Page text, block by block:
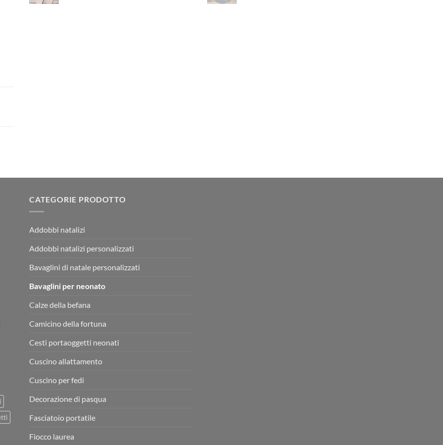
CATEGORIE PRODOTTO
Addobbi natalizi
Addobbi natalizi personalizzati
Bavaglini di natale personalizzati
Bavaglini per neonato
Calze della befana
Camicino della fortuna
Cesti portaoggetti neonati
Cuscino allattamento
Cuscino per fedi
Decorazione di pasqua
Fasciatoio portatile
Fiocco laurea